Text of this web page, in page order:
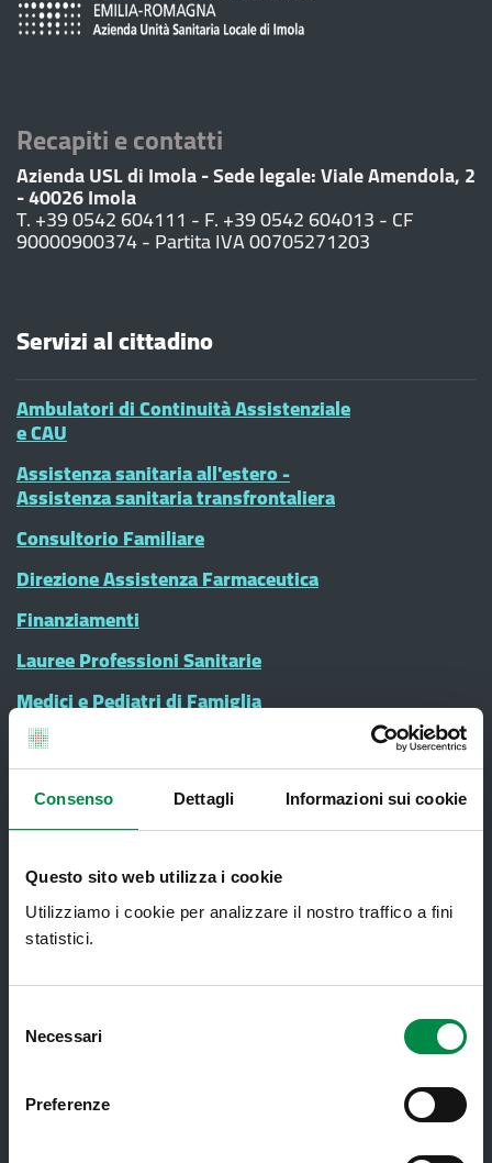
Consenso Dettagli Informazioni sui cookie
Questo sito web utilizza i cookie
Utilizziamo i cookie per analizzare il nostro traffico a fini
statistici.
delNecessari
Preferenze
Recapiti e contatti
Azienda USL di Imola - Sede legale: Viale Amendola, 2
- 40026 Imola
T. +39 0542 604111 - F. +39 0542 604013 - CF
90000900374 - Partita IVA 00705271203
Servizi al cittadino
Ambulatori di Continuità Assistenziale
e CAU
Assistenza sanitaria all'estero -
Assistenza sanitaria transfrontaliera
Consultorio Familiare
Direzione Assistenza Farmaceutica
Finanziamenti
Lauree Professioni Sanitarie
Medici e Pediatri di Famiglia
Nucleo di Cure Primarie (NCP)
Punto Unico di Accesso integrato
sanitario e sociale (PUA)
Sanità Pubblica
Screening oncologici
Digitale
Sportello Unico Distrettuale
Servizi